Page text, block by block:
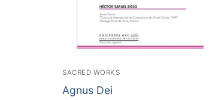
SACRED WORKS
Agnus Dei